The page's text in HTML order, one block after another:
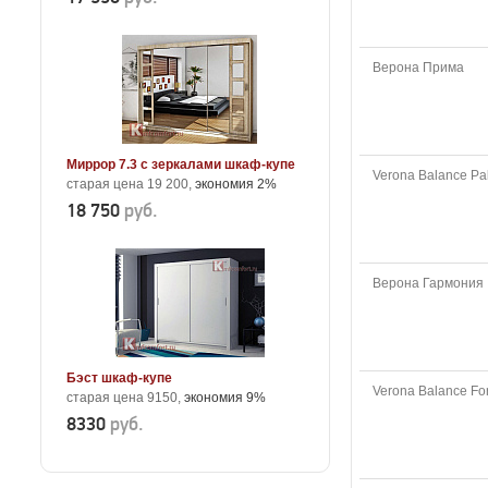
Миррор 7.3 с зеркалами шкаф-купе
старая цена 19 200, экономия 2%
18 750 руб.
Бэст шкаф-купе
старая цена 9150, экономия 9%
8330 руб.
Верона Прима
Verona Balance
Верона Гармония
Verona Balance